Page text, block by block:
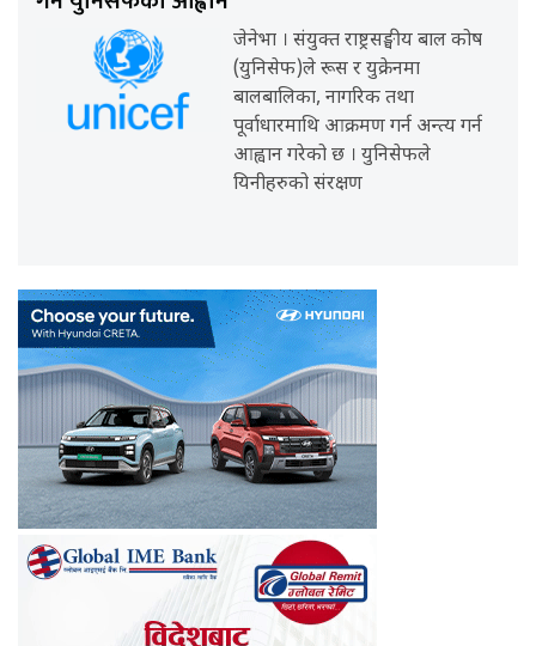
जेनेभा । संयुक्त राष्ट्रसङ्घीय बाल कोष
(युनिसेफ)ले रूस र युक्रेनमा
बालबालिका, नागरिक तथा
पूर्वाधारमाथि आक्रमण गर्न अन्त्य गर्न
आह्वान गरेको छ । युनिसेफले
यिनीहरुको संरक्षण